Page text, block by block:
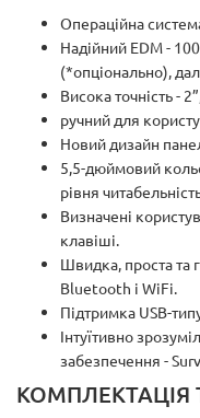
Операційна
Надійний EDM -
(*опціонально),
Висока точність -
ручний для
Новий дизайн
5,5-дюймовий
рівня
Визначені
клавіші.
Швидка, проста та
Bluetooth і WiFi.
Підтримка USB-
Інтуїтивно
забезпечення -
КОМПЛЕКТАЦІЯ